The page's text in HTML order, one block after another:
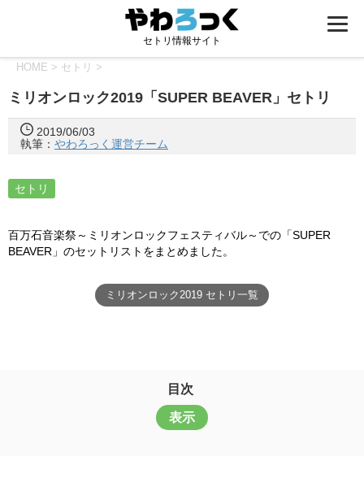
セトリ情報サイト
HOME > セトリ >
ミリオンロック2019「SUPER BEAVER」セトリ
2019/06/03
執筆： やわろっく運営チーム
セトリ
百万石音楽祭～ミリオンロックフェスティバル～での「SUPER
BEAVER」のセットリストをまとめました。
ミリオンロック2019 セトリ一覧
目次
表示